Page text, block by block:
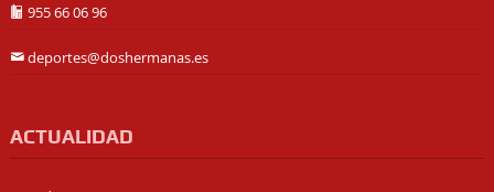
955 66 06 96
deportes@doshermanas.es
ACTUALIDAD